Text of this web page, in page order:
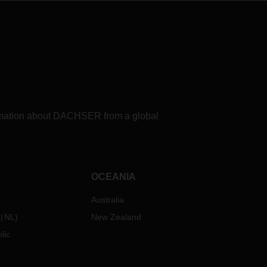
about DACHSER from a global
NL )
OCEANIA
Australia
New Zealand